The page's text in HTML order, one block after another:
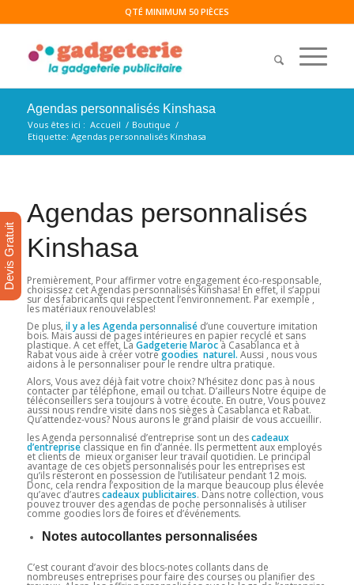
QTÉ MINIMUM 50 PIÈCES
Agendas personnalisés Kinshasa
Vous êtes ici : Accueil / Boutique /
Etiquette: Agendas personnalisés Kinshasa
Agendas personnalisés
Kinshasa
Premièrement, Pour affirmer votre engagement éco-responsable,
choisissez cet Agendas personnalisés Kinshasa! En effet, il s’appui
sur des fabricants qui respectent l’environnement. Par exemple ,
les matériaux renouvelables!
De plus, il y a les Agenda personnaliséd’une couverture imitation
bois. Mais aussi de pages intérieures en papier recyclé et sans
plastique. A cet effet, La Gadgeterie Marocà Casablanca et à
Rabat vous aide à créer votregoodies naturel. Aussi , nous vous
aidons à le personnaliser pour le rendre ultra pratique.
Alors, Vous avez déjà fait votre choix? N’hésitez donc pas à nous
contacter par téléphone, email ou tchat. D’ailleurs Notre équipe de
téléconseillers sera toujours à votre écoute. En outre, Vous pouvez
aussi nous rendre visite dans nos sièges à Casablanca et Rabat.
Qu’attendez-vous? Nous aurons le grand plaisir de vous accueillir.
les Agenda personnalisé d’entreprise sont un descadeaux
d’entrepriseclassique en fin d’année. Ils permettent aux employés
et clients de mieux organiser leur travail quotidien. Le principal
avantage de ces objets personnalisés pour les entreprises est
qu’ils resteront en possession de l’utilisateur pendant 12 mois.
Donc, cela rendra l’exposition de la marque beaucoup plus élevée
qu’avec d’autrescadeaux publicitaires. Dans notre collection, vous
pouvez trouver des agendas de poche personnalisés à utiliser
comme goodies lors de foires et d’événements.
Notes autocollantes personnalisées
C’est courant d’avoir des blocs-notes collants dans de
nombreuses entreprises pour faire des courses ou planifier des
Devis Gratuit